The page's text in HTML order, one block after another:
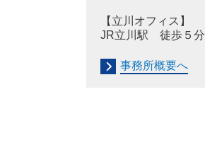
【立川オフィス】
JR立川駅 徒歩５分
事務所概要へ